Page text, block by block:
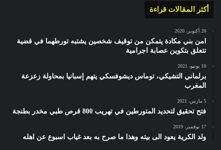
أكثر المقالات قراءة
20 أكتوبر، 2020
امن بني مكادة يتمكن من توقيف شخصين يشتبه تورطهما في قضية
تتعلق بتكوين عصابة اجرامية
10 يونيو، 2021
برلماني التشيكي، توماس ديشوفسكي يتهم إسبانيا بمحاولة زعزعة
المغرب
5 مارس، 2021
فتح تحقيق لتحديد المتورطين في تهريب 800 قرص طبي مخدر بطنجة
17 نوفمبر، 2019
ولد الكرية يعود الى بيته وهذا ما صرح به بعد غياب اسبوع عن اهله